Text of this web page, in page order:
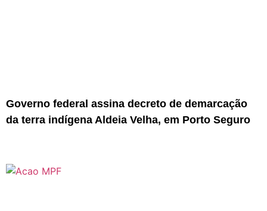
Governo federal assina decreto de demarcação
da terra indígena Aldeia Velha, em Porto Seguro